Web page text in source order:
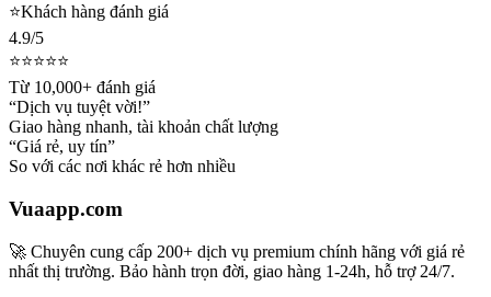
⭐Khách hàng đánh giá
4.9/5
⭐⭐⭐⭐⭐
Từ 10,000+ đánh giá
“Dịch vụ tuyệt vời!”
Giao hàng nhanh, tài khoản chất lượng
“Giá rẻ, uy tín”
So với các nơi khác rẻ hơn nhiều
Vuaapp.com
🚀 Chuyên cung cấp 200+ dịch vụ premium chính hãng với giá rẻ
nhất thị trường. Bảo hành trọn đời, giao hàng 1-24h, hỗ trợ 24/7.